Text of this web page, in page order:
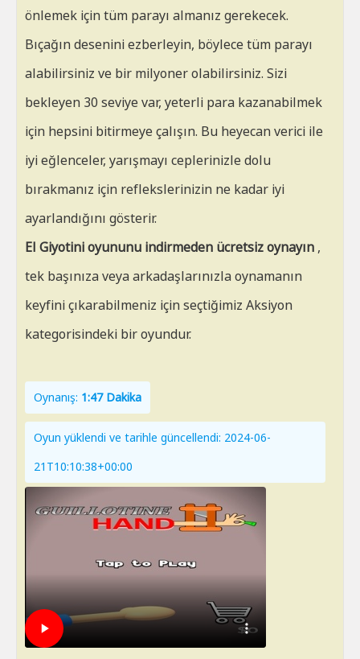
önlemek için tüm parayı almanız gerekecek.
Bıçağın desenini ezberleyin, böylece tüm parayı
alabilirsiniz ve bir milyoner olabilirsiniz. Sizi
bekleyen 30 seviye var, yeterli para kazanabilmek
için hepsini bitirmeye çalışın. Bu heyecan verici ile
iyi eğlenceler, yarışmayı ceplerinizle dolu
bırakmanız için reflekslerinizin ne kadar iyi
ayarlandığını gösterir.
El Giyotini oyununu indirmeden ücretsiz oynayın ,
tek başınıza veya arkadaşlarınızla oynamanın
keyfini çıkarabilmeniz için seçtiğimiz Aksiyon
kategorisindeki bir oyundur.
Oynanış: 1:47 Dakika
Oyun yüklendi ve tarihle güncellendi: 2024-06-
21T10:10:38+00:00